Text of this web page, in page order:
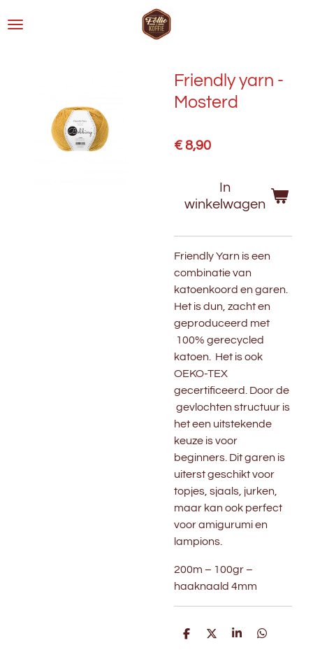
direct
Friendly yarn -
Mosterd
€ 8,90
In
winkelwagen
Friendly Yarn is een
combinatie van
katoenkoord en garen.
Het is dun, zacht en
geproduceerd met
100% gerecycled
katoen. Het is ook
OEKO-TEX
gecertificeerd. Door de
gevlochten structuur is
het een uitstekende
keuze is voor
beginners. Dit garen is
uiterst geschikt voor
topjes, sjaals, jurken,
maar kan ook perfect
voor amigurumi en
lampions.
200m – 100gr –
haaknaald 4mm
D
D
S
D